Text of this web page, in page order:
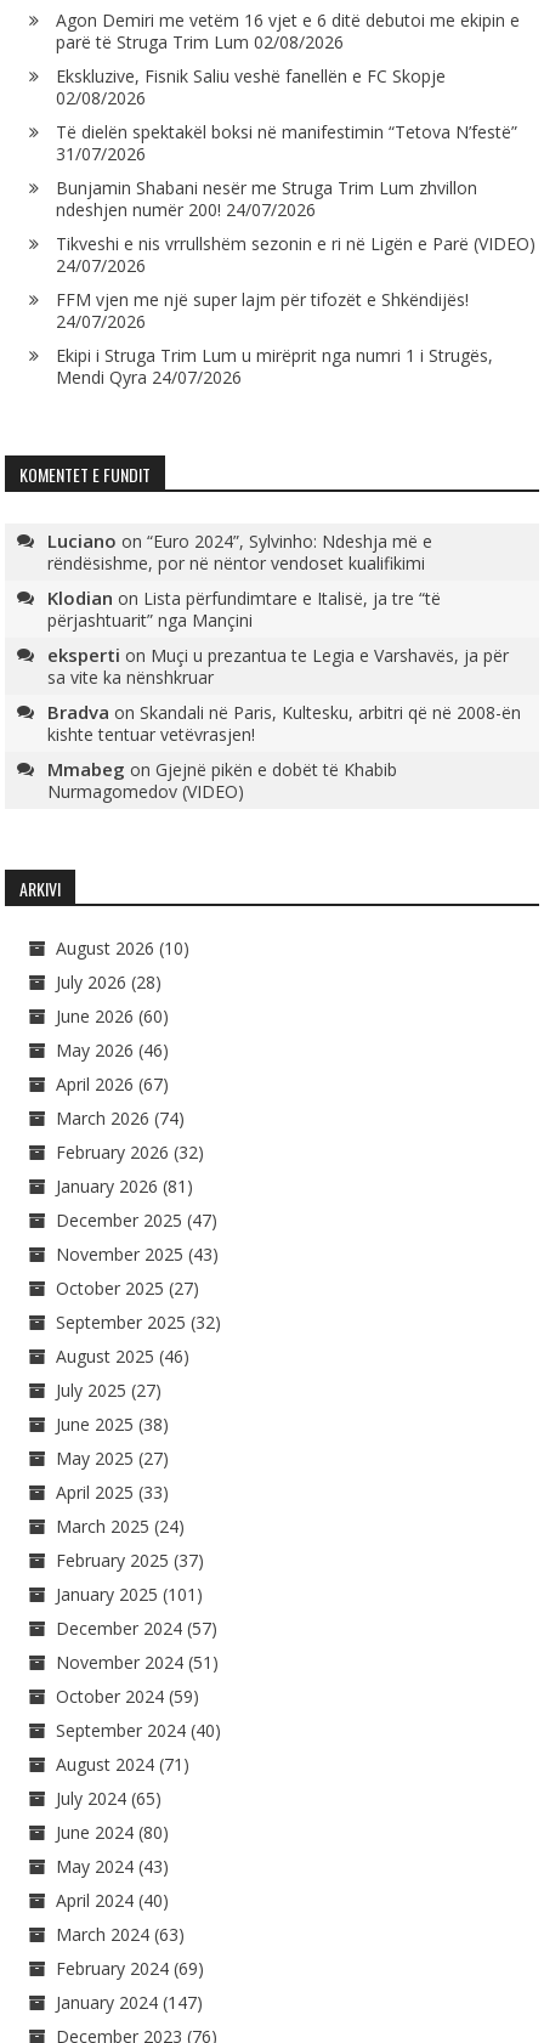
Agon Demiri me vetëm 16 vjet e 6 ditë debutoi me ekipin e
parë të Struga Trim Lum 02/08/2026
Ekskluzive, Fisnik Saliu veshë fanellën e FC Skopje
02/08/2026
Të dielën spektakël boksi në manifestimin “Tetova N’festë”
31/07/2026
Bunjamin Shabani nesër me Struga Trim Lum zhvillon
ndeshjen numër 200! 24/07/2026
Tikveshi e nis vrrullshëm sezonin e ri në Ligën e Parë (VIDEO)
24/07/2026
FFM vjen me një super lajm për tifozët e Shkëndijës!
24/07/2026
Ekipi i Struga Trim Lum u mirëprit nga numri 1 i Strugës,
Mendi Qyra 24/07/2026
KOMENTET E FUNDIT
Luciano on“Euro 2024”, Sylvinho: Ndeshja më e
rëndësishme, por në nëntor vendoset kualifikimi
Klodian on Lista përfundimtare e Italisë, ja tre “të
përjashtuarit” nga Mançini
eksperti on Muçi u prezantua te Legia e Varshavës, ja për
sa vite ka nënshkruar
Bradva onSkandali në Paris, Kultesku, arbitri që në 2008-ën
kishte tentuar vetëvrasjen!
Mmabeg onGjejnë pikën e dobët të Khabib
Nurmagomedov (VIDEO)
ARKIVI
August 2026 (10)
July 2026 (28)
June 2026 (60)
May 2026 (46)
April 2026 (67)
March 2026 (74)
February 2026 (32)
January 2026 (81)
December 2025 (47)
November 2025 (43)
October 2025 (27)
September 2025 (32)
August 2025 (46)
July 2025 (27)
June 2025 (38)
May 2025 (27)
April 2025 (33)
March 2025 (24)
February 2025 (37)
January 2025 (101)
December 2024 (57)
November 2024 (51)
October 2024 (59)
September 2024 (40)
August 2024 (71)
July 2024 (65)
June 2024 (80)
May 2024 (43)
April 2024 (40)
March 2024 (63)
February 2024 (69)
January 2024 (147)
December 2023 (76)